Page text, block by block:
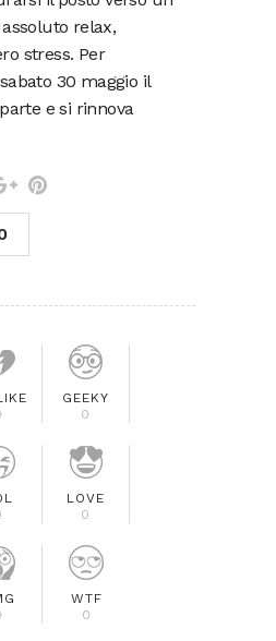
relax,
stress. Per
30 maggio il
e si rinnova
GEEKY
0
LOVE
0
WTF
0